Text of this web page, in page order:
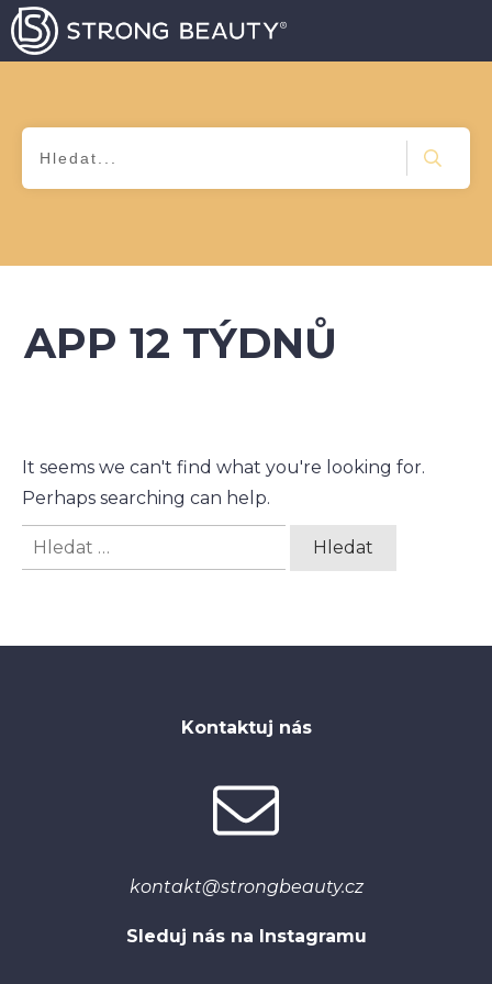
APP 12 TÝDNŮ
It seems we can't find what you're looking for.
Perhaps searching can help.
Vyhledávání
Kontaktuj nás
kontakt@strongbeauty.cz
Sleduj nás na Instagramu